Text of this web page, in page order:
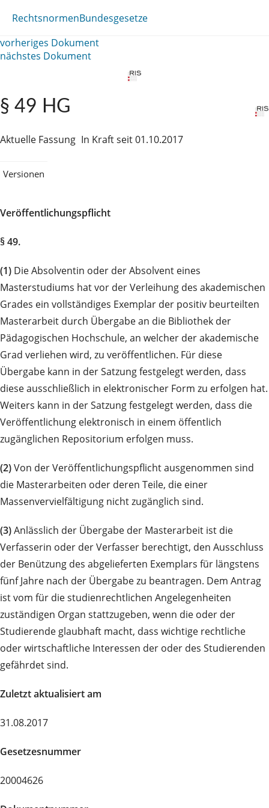
RechtsnormenBundesgesetze
vorheriges Dokument
nächstes Dokument
§ 49 HG
Aktuelle Fassung In Kraft seit 01.10.2017
Versionen
Veröffentlichungspflicht
§ 49.
(1) Die Absolventin oder der Absolvent eines
Masterstudiums hat vor der Verleihung des akademischen
Grades ein vollständiges Exemplar der positiv beurteilten
Masterarbeit durch Übergabe an die Bibliothek der
Pädagogischen Hochschule, an welcher der akademische
Grad verliehen wird, zu veröffentlichen. Für diese
Übergabe kann in der Satzung festgelegt werden, dass
diese ausschließlich in elektronischer Form zu erfolgen hat.
Weiters kann in der Satzung festgelegt werden, dass die
Veröffentlichung elektronisch in einem öffentlich
zugänglichen Repositorium erfolgen muss.
(2)Von der Veröffentlichungspflicht ausgenommen sind
die Masterarbeiten oder deren Teile, die einer
Massenvervielfältigung nicht zugänglich sind.
(3)Anlässlich der Übergabe der Masterarbeit ist die
Verfasserin oder der Verfasser berechtigt, den Ausschluss
der Benützung des abgelieferten Exemplars für längstens
fünf Jahre nach der Übergabe zu beantragen. Dem Antrag
ist vom für die studienrechtlichen Angelegenheiten
zuständigen Organ stattzugeben, wenn die oder der
Studierende glaubhaft macht, dass wichtige rechtliche
oder wirtschaftliche Interessen der oder des Studierenden
gefährdet sind.
Zuletzt aktualisiert am
31.08.2017
Gesetzesnummer
20004626